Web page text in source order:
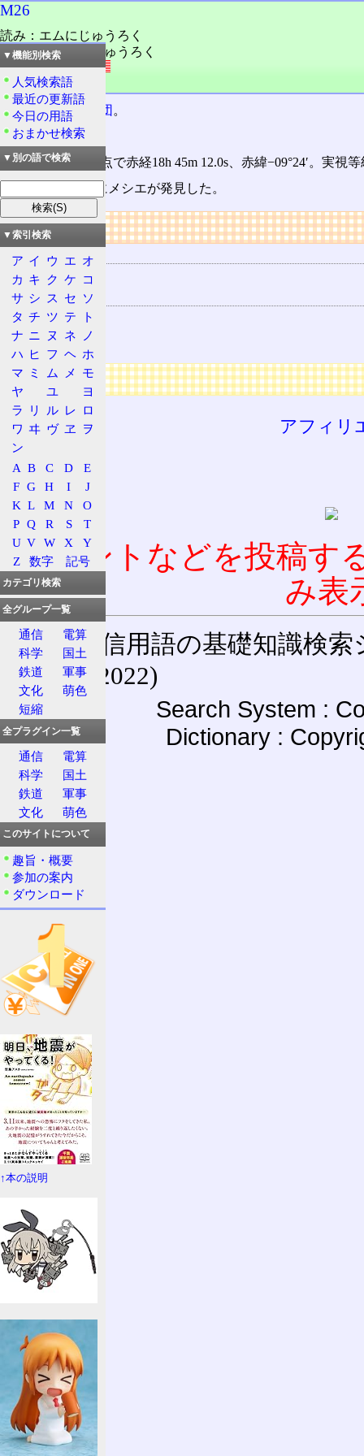
M26
読み：エムにじゅうろく
読み：メシエにじゅうろく
外語：M26
品詞：固有名詞
たて座 の散開星団 。
別名NGC 6694。
位置は2000年分点で赤経18h 45m 12.0s、赤緯−09°24′。実視
1764(明和元)年にメシエが発見した。
リンク
用語の所属
26
関連する用語
散開星団
たて座
広告
アフィリ
コメントなどを投稿す
み表
通信用語の基礎知識検索
(27-May-2022)
Search System :
Dictionary :
▼機能別検索
人気検索語
最近の更新語
今日の用語
おまかせ検索
▼別の語で検索
▼索引検索
ア イ ウ エ オ
カ キ ク ケ コ
サ シ ス セ ソ
タ チ ツ テ
ト
ナ ニ ヌ ネ
ノ
ハ ヒ フ ヘ ホ
マ ミ ム メ
モ
ヤ
ユ
ヨ
ラ
リ ル レ ロ
ワ ヰ ヴ ヱ
ヲ
ン
A B C D
E
F G H I
J
K L M N
O
P Q R S
T
U V W X
Y
Z
数字 記号
カテゴリ検索
全グループ一覧
通信
電算
科学
国土
鉄道
軍事
文化
萌色
短縮
全プラグイン一覧
通信
電算
科学
国土
鉄道
軍事
文化
萌色
このサイトについて
趣旨・概要
参加の案内
ダウンロード
↑本の説明